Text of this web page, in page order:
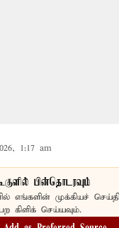
1:17 am
பின்தொடரவும்
எங்களின் முக்கியச்
கிளிக் செய்யவும்.